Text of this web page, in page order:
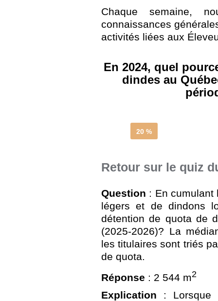
Chaque semaine,
connaissances
activités liées aux
En 2024, quel
dindes au
20 %
Retour sur le quiz
Question : En cumulant
légers et de dindons
détention de quota de
(2025-2026)? La
les titulaires sont triés
de quota.
Réponse : 2 544 m2
Explication : Lorsque